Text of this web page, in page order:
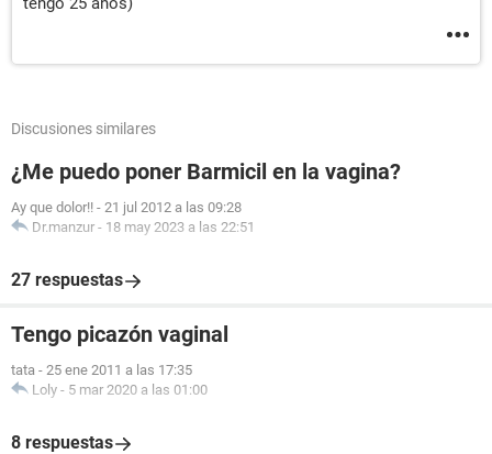
Discusiones similares
¿Me puedo poner Barmicil en la vagina?
Ay que dolor!! - 21 jul 2012 a las 09:28
Dr.manzur - 18 may 2023 a las 22:51
27 respuestas
Tengo picazón vaginal
tata - 25 ene 2011 a las 17:35
Loly - 5 mar 2020 a las 01:00
8 respuestas